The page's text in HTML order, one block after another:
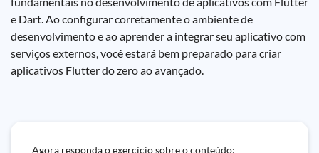
e Dart. Ao configurar corretamente o ambiente de
desenvolvimento e ao aprender a integrar seu aplicativo com
serviços externos, você estará bem preparado para criar
aplicativos Flutter do zero ao avançado.
Agora responda o exercício sobre o conteúdo: